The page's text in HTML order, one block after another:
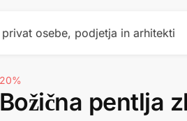
osebe, podjetja in arhitekti
20%
Božična pentlja